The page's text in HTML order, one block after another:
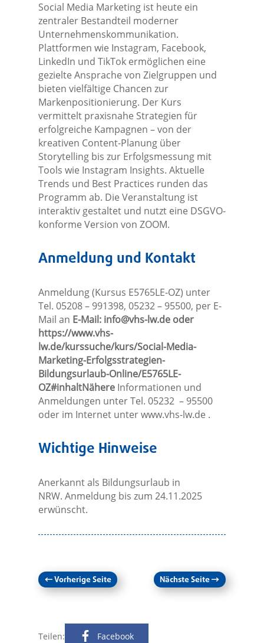
Social Media Marketing ist heute ein
zentraler Bestandteil moderner
Unternehmenskommunikation.
Plattformen wie Instagram, Facebook,
LinkedIn und TikTok ermöglichen eine
gezielte Ansprache von Zielgruppen und
bieten vielfältige Chancen zur
Markenpositionierung. Der Kurs
vermittelt praxisnahe Strategien für
erfolgreiche Kampagnen – von der
kreativen Content-Planung über
Storytelling bis zur Erfolgsmessung mit
Tools wie Instagram Insights. Aktuelle
Trends und Best Practices runden das
Programm ab. Die Veranstaltung ist
interaktiv gestaltet und nutzt eine DSGVO-
konforme Version von ZOOM.
Anmeldung und Kontakt
Anmeldung (Kursus E5765LE-OZ) unter
Tel. 05208 – 991398, 05232 – 95500, per E-
Mail an E-Mail: info@vhs-lw.deoder
https://www.vhs-
lw.de/kurssuche/kurs/Social-Media-
Marketing-Erfolgsstrategien-
Bildungsurlaub-Online/E5765LE-
OZ#inhaltNähereInformationen und
Anmeldungen unter Tel. 05232 – 95500
oder im Internet unterwww.vhs-lw.de .
Wichtige Hinweise
Anerkannt als Bildungsurlaub in
NRW. Anmeldung bis zum 24.11.2025
erwünscht.
←Vorherige Seite Nächste Seite→
Teilen: Facebook